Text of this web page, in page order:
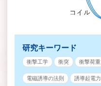
研究キーワード
衝撃工学 衝突 衝撃荷重
電磁誘導の法則 誘導起電力